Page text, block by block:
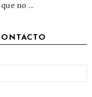
no ...